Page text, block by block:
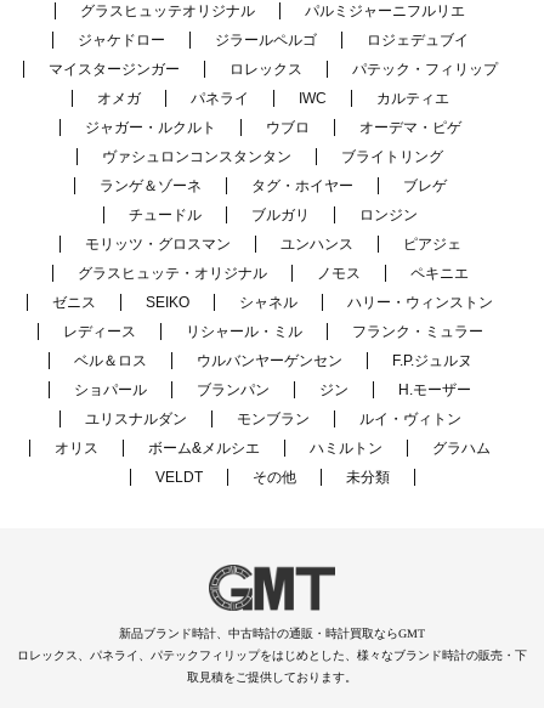
グラスヒュッテオリジナル
パルミジャーニフルリエ
ジャケドロー
ジラールペルゴ
ロジェデュブイ
マイスタージンガー
ロレックス
パテック・フィリップ
オメガ
パネライ IWC
カルティエ
ジャガー・ルクルト
ウブロ
オーデマ・ピゲ
ヴァシュロンコンスタンタン
ブライトリング
ランゲ＆ゾーネ
タグ・ホイヤー
ブレゲ
チュードル
ブルガリ
ロンジン
モリッツ・グロスマン
ユンハンス
ピアジェ
グラスヒュッテ・オリジナル
ノモス
ペキニエ
ゼニス
SEIKO シャネル
ハリー・ウィンストン
レディース
リシャール・ミル
フランク・ミュラー
ベル＆ロス
ウルバンヤーゲンセン
F.P.ジュルヌ
ショパール
ブランパン ジン
H.モーザー
ユリスナルダン
モンブラン
ルイ・ヴィトン
オリス
ボーム&メルシエ ハミルトン
グラハム
VELDT
その他 未分類
新品ブランド時計、中古時計の通販・時計買取ならGMT
ロレックス、パネライ、パテックフィリップをはじめとした、様々なブランド時計の販売・下
取見積をご提供しております。